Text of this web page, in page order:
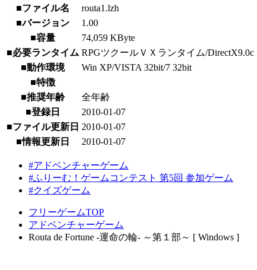
■ファイル名
routa1.lzh
■バージョン
1.00
■容量
74,059 KByte
■必要ランタイム RPGツクールＶＸランタイム/DirectX9.0c
■動作環境
Win XP/VISTA 32bit/7 32bit
■特徴
■推奨年齢
全年齢
■登録日
2010-01-07
■ファイル更新日 2010-01-07
■情報更新日
2010-01-07
#アドベンチャーゲーム
#ふりーむ！ゲームコンテスト 第5回 参加ゲーム
#クイズゲーム
フリーゲームTOP
アドベンチャーゲーム
Routa de Fortune -運命の輪- ～第１部～ [ Windows ]